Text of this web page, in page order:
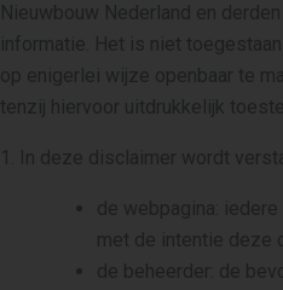
Nieuwbouw Nederland en
informatie. Het is niet
op enigerlei wijze openbaar te
tenzij hiervoor uitdrukkelijk
1. In deze disclaimer wordt
de webpagina:
met de intentie deze
de beheerder: de